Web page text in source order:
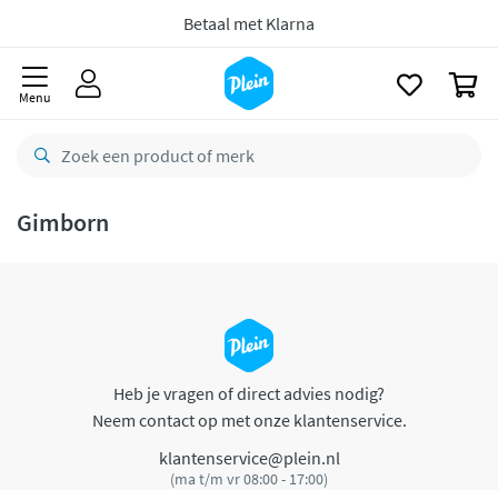
Betaal met Klarna
Menu
Gimborn
Heb je vragen of direct advies nodig?
Neem contact op met onze klantenservice.
klantenservice@plein.nl
(ma t/m vr 08:00 - 17:00)